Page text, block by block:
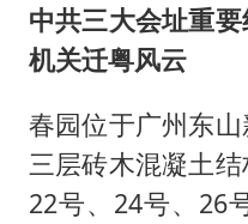
中共三大会址重
机关迁粤风云
春园位于广州东
三层砖木混凝土
22号、24号、26